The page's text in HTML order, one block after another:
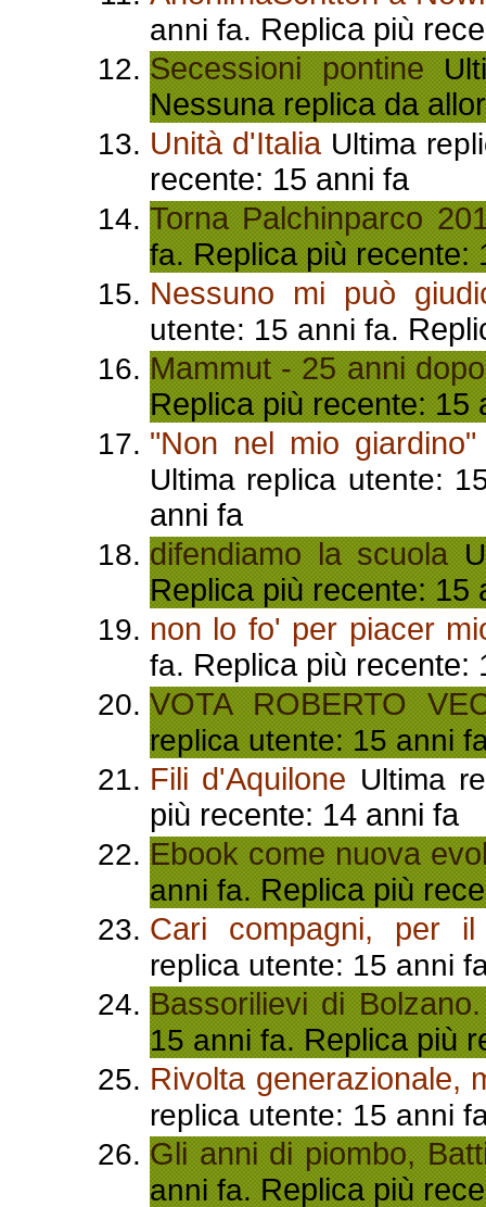
anni fa. Replica più
Secessioni pontine
Nessuna replica da
Unità d'ItaliaUltima
recente: 15 anni fa
Torna Palchinparco
fa. Replica più recente:
Nessuno mi può
utente: 15 anni fa.
Mammut - 25 anni dopo
Replica più recente: 15
"Non nel mio
Ultima replica utente:
anni fa
difendiamo la scuola
Replica più recente: 15
non lo fo' per piacer
fa. Replica più recente:
VOTA ROBERTO
replica utente: 15 anni
Fili d'Aquilone Ultima
più recente: 14 anni fa
Ebook come nuova
anni fa. Replica più
Cari compagni, per
replica utente: 15 anni
Bassorilievi di
15 anni fa. Replica più
Rivolta generazionale,
replica utente: 15 anni
Gli anni di piombo,
anni fa. Replica più